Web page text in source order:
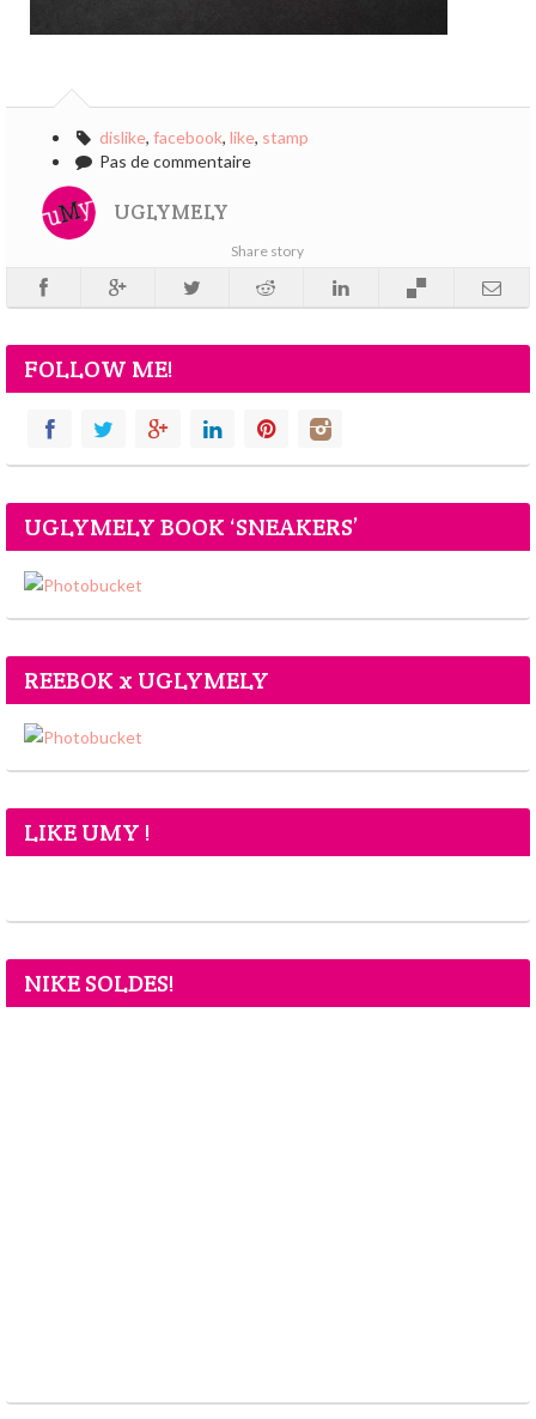
dislike, facebook, like, stamp
Pas de commentaire
UGLYMELY
Share story
FOLLOW ME!
UGLYMELY BOOK ‘SNEAKERS’
REEBOK x UGLYMELY
LIKE UMY !
NIKE SOLDES!